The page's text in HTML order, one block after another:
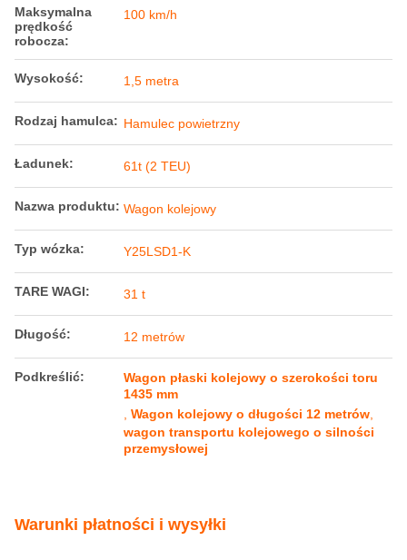
Maksymalna
prędkość
robocza:
100 km/h
Wysokość: 1,5 metra
Rodzaj hamulca: Hamulec powietrzny
Ładunek: 61t (2 TEU)
Nazwa produktu: Wagon kolejowy
Typ wózka: Y25LSD1-K
TARE WAGI: 31 t
Długość: 12 metrów
Podkreślić:
Wagon płaski kolejowy o szerokości toru
1435 mm
Wagon kolejowy o długości 12 metrów
wagon transportu kolejowego o silności
przemysłowej
Warunki płatności i wysyłki